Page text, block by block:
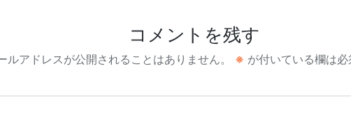
コメントを残す
ルアドレスが公開されることはありません。 ※ が付いている欄は